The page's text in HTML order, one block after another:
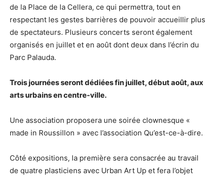
de la Place de la Cellera, ce qui permettra, tout en
respectant les gestes barrières de pouvoir accueillir plus
de spectateurs. Plusieurs concerts seront également
organisés en juillet et en août dont deux dans l’écrin du
Parc Palauda.
Trois journées seront dédiées fin juillet, début août, aux
arts urbains en centre-ville.
Une association proposera une soirée clownesque «
made in Roussillon » avec l’association Qu’est-ce-à-dire.
Côté expositions, la première sera consacrée au travail
de quatre plasticiens avec Urban Art Up et fera l’objet